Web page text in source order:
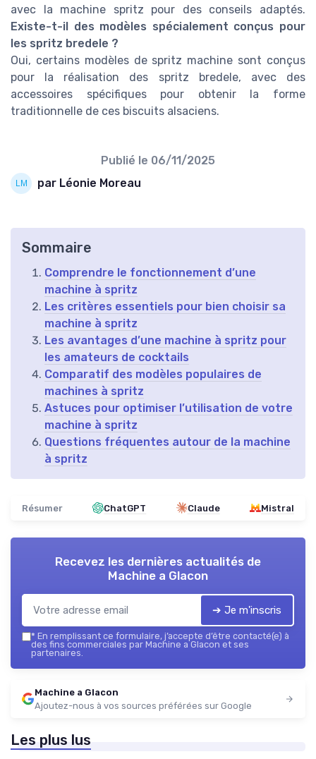
avec la machine spritz pour des conseils adaptés.
Existe-t-il des modèles spécialement conçus pour
les spritz bredele ?
Oui, certains modèles de spritz machine sont conçus
pour la réalisation des spritz bredele, avec des
accessoires spécifiques pour obtenir la forme
traditionnelle de ces biscuits alsaciens.
Publié le 06/11/2025
par Léonie Moreau
Sommaire
Comprendre le fonctionnement d’une
machine à spritz
Les critères essentiels pour bien choisir sa
machine à spritz
Les avantages d’une machine à spritz pour
les amateurs de cocktails
Comparatif des modèles populaires de
machines à spritz
Astuces pour optimiser l’utilisation de votre
machine à spritz
Questions fréquentes autour de la machine
à spritz
Résumer ChatGPT Claude Mistral
Recevez les dernières actualités de
Machine a Glacon
➔ Je m'inscris
* En remplissant ce formulaire, j’accepte d’être contacté(e) à
des fins commerciales par Machine a Glacon et ses
partenaires.
Machine a Glacon
Ajoutez-nous à vos sources préférées sur Google
Les plus lus